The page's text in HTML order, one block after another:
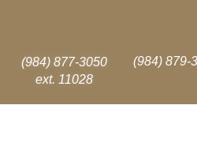
(984) 877-3050
ext. 11028
(984) 879-